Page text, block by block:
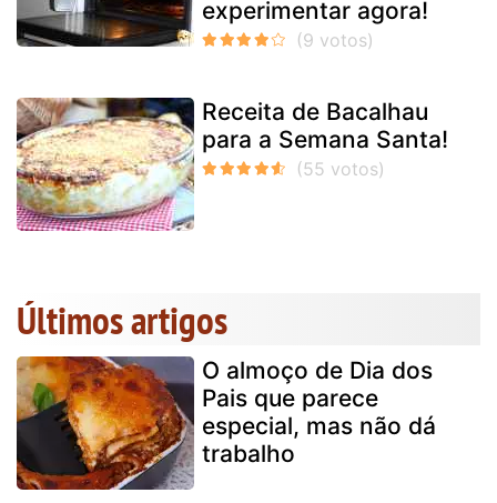
experimentar agora!
Receita de Bacalhau
para a Semana Santa!
Últimos artigos
O almoço de Dia dos
Pais que parece
especial, mas não dá
trabalho